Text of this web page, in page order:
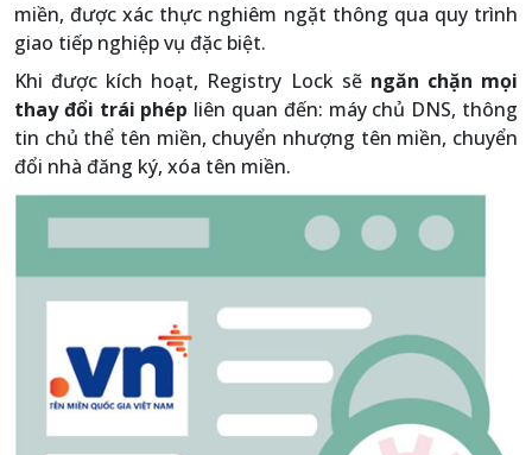
miền, được xác thực nghiêm ngặt thông qua quy trình
giao tiếp nghiệp vụ đặc biệt.
Khi được kích hoạt, Registry Lock sẽ ngăn chặn mọi
thay đổi trái phép liên quan đến: máy chủ DNS, thông
tin chủ thể tên miền, chuyển nhượng tên miền, chuyển
đổi nhà đăng ký, xóa tên miền.